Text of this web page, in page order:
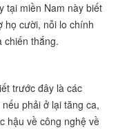
tại miền Nam này biết
họ cười, nỗi lo chính
chiến thắng.
trước đây là các
phải ở lại tăng ca,
hậu về công nghệ về